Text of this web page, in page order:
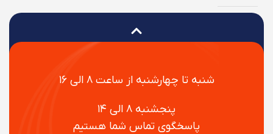
شنبه تا چهارشنبه از ساعت ۸ الی ۱۶
پنجشنبه ۸ الی ۱۴
پاسخگوی تماس شما هستیم